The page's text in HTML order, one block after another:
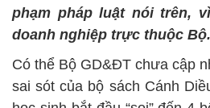
phạm pháp luật nói trên,
doanh nghiệp trực thuộc
Có thể Bộ GD&ĐT chưa cập
sai sót của bộ sách Cánh